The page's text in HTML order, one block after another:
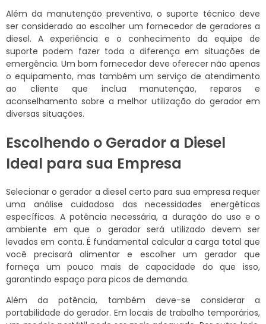
Além da manutenção preventiva, o suporte técnico deve
ser considerado ao escolher um fornecedor de geradores a
diesel. A experiência e o conhecimento da equipe de
suporte podem fazer toda a diferença em situações de
emergência. Um bom fornecedor deve oferecer não apenas
o equipamento, mas também um serviço de atendimento
ao cliente que inclua manutenção, reparos e
aconselhamento sobre a melhor utilização do gerador em
diversas situações.
Escolhendo o Gerador a Diesel
Ideal para sua Empresa
Selecionar o gerador a diesel certo para sua empresa requer
uma análise cuidadosa das necessidades energéticas
específicas. A potência necessária, a duração do uso e o
ambiente em que o gerador será utilizado devem ser
levados em conta. É fundamental calcular a carga total que
você precisará alimentar e escolher um gerador que
forneça um pouco mais de capacidade do que isso,
garantindo espaço para picos de demanda.
Além da potência, também deve-se considerar a
portabilidade do gerador. Em locais de trabalho temporários,